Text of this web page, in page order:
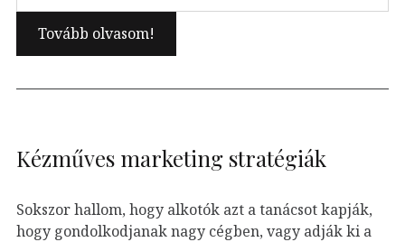
Kézműves marketing stratégiák
Sokszor hallom, hogy alkotók azt a tanácsot kapják,
hogy gondolkodjanak nagy cégben, vagy adják ki a